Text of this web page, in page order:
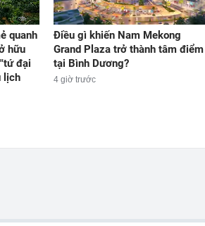
quanh
hữu
đại
lịch
Điều gì khiến Nam Mekong
Grand Plaza trở thành tâm điểm
tại Bình Dương?
4 giờ trước